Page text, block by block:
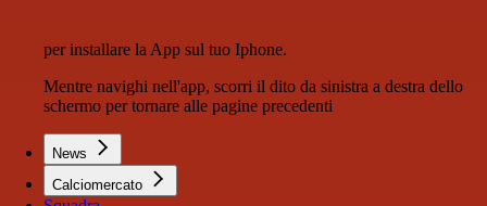
per installare la App sul tuo Iphone.
Mentre navighi nell'app, scorri il dito da sinistra a destra dello
schermo per tornare alle pagine precedenti
News
Calciomercato